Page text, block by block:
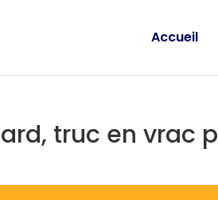
Accueil
truc en vrac